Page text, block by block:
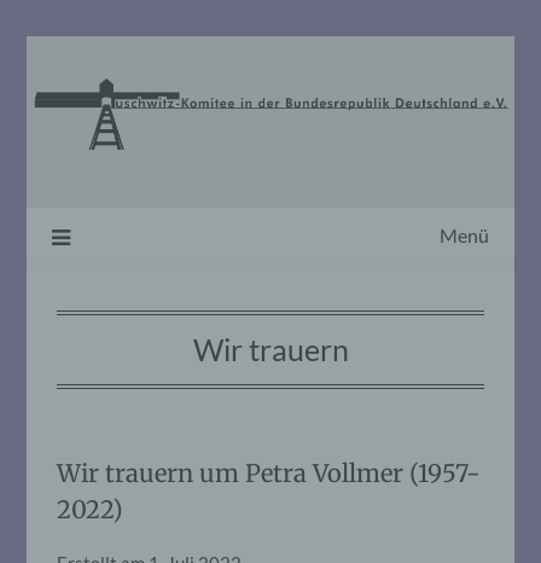
Menü
Wir trauern
Wir trauern um Petra Vollmer (1957-
2022)